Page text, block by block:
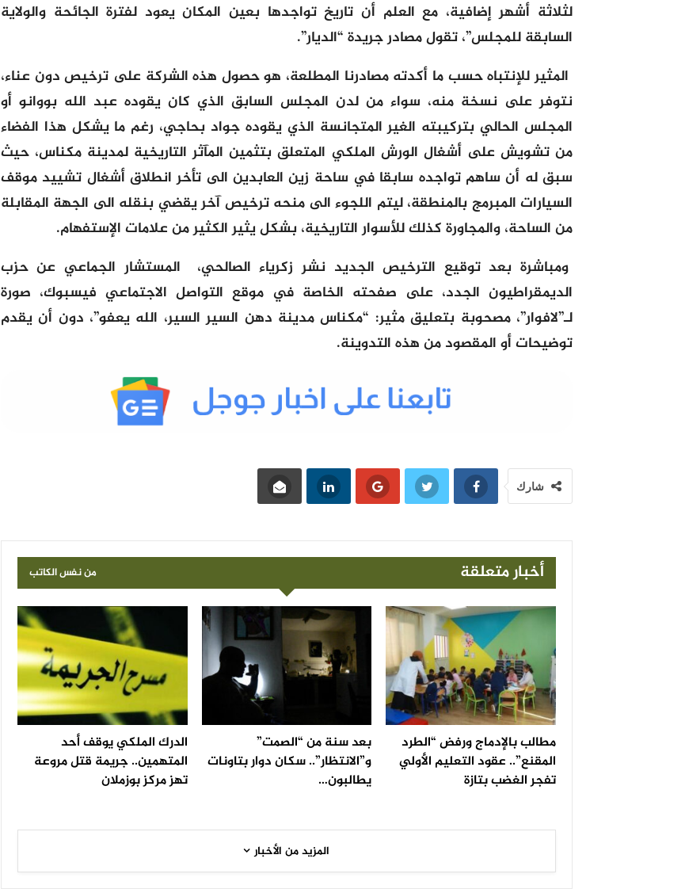
لثلاثة أشهر إضافية، مع العلم أن تاريخ تواجدها بعين المكان يعود لفترة الجائحة والولاية
السابقة للمجلس”، تقول مصادر جريدة “الديار”.
المثير للإنتباه حسب ما أكدته مصادرنا المطلعة، هو حصول هذه الشركة على ترخيص دون عناء،
نتوفر على نسخة منه، سواء من لدن المجلس السابق الذي كان يقوده عبد الله بووانو أو
المجلس الحالي بتركيبته الغير المتجانسة الذي يقوده جواد بحاجي، رغم ما يشكل هذا الفضاء
من تشويش على أشغال الورش الملكي المتعلق بتثمين المآثر التاريخية لمدينة مكناس، حيث
سبق له أن ساهم تواجده سابقا في ساحة زين العابدين الى تأخر انطلاق أشغال تشييد موقف
السيارات المبرمج بالمنطقة، ليتم اللجوء الى منحه ترخيص آخر يقضي بنقله الى الجهة المقابلة
من الساحة، والمجاورة كذلك للأسوار التاريخية، بشكل يثير الكثير من علامات الإستفهام.
ومباشرة بعد توقيع الترخيص الجديد نشر زكرياء الصالحي، المستشار الجماعي عن حزب
الديمقراطيون الجدد، على صفحته الخاصة في موقع التواصل الاجتماعي فيسبوك، صورة
لـ”لافوار”، مصحوبة بتعليق مثير: “مكناس مدينة دهن السير السير، الله يعفو”، دون أن يقدم
توضيحات أو المقصود من هذه التدوينة.
شارك
أخبار متعلقة من نفس الكاتب
مطالب بالإدماج ورفض “الطرد
المقنع”.. عقود التعليم الأولي
تفجر الغضب بتازة
بعد سنة من “الصمت”
و”الانتظار”.. سكان دوار بتاونات
يطالبون…
الدرك الملكي يوقف أحد
المتهمين.. جريمة قتل مروعة
تهز مركز بوزملان
المزيد من الأخبار